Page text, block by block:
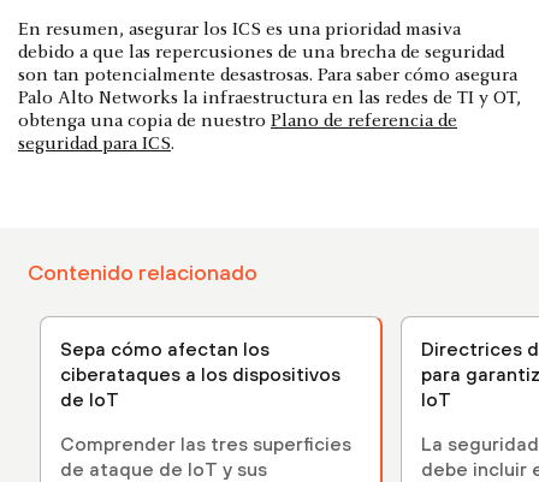
En resumen, asegurar los ICS es una prioridad masiva
debido a que las repercusiones de una brecha de seguridad
son tan potencialmente desastrosas. Para saber cómo asegura
Palo Alto Networks la infraestructura en las redes de TI y OT,
obtenga una copia de nuestro Plano de referencia de
seguridad para ICS.
Contenido relacionado
Sepa cómo afectan los
ciberataques a los dispositivos
de IoT
Comprender las tres superficies
de ataque de IoT y sus
Directrices
para
IoT
La
debe incluir